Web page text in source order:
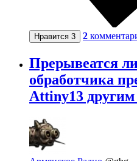
Нравится 3 2
Прерывеатся
обработчика
Attiny13